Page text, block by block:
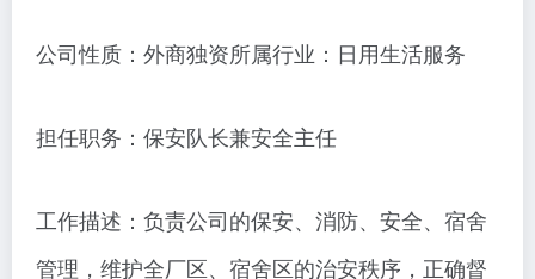
公司性质：外商独资所属行业：日用生活服务
担任职务：保安队长兼安全主任
工作描述：负责公司的保安、消防、安全、宿舍
管理，维护全厂区、宿舍区的治安秩序，正确督